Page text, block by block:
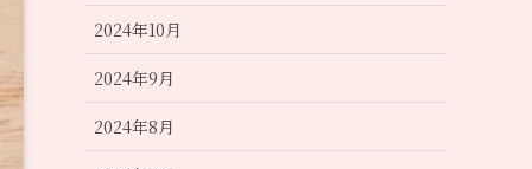
2024年10月
2024年9月
2024年8月